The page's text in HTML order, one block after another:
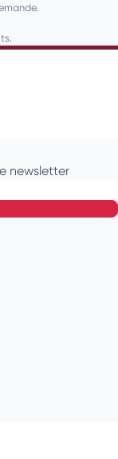
newsletter